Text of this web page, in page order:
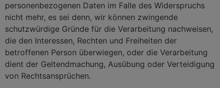
personenbezogenen Daten im Falle des Widerspruchs
nicht mehr, es sei denn, wir können zwingende
schutzwürdige Gründe für die Verarbeitung nachweisen,
die den Interessen, Rechten und Freiheiten der
betroffenen Person überwiegen, oder die Verarbeitung
dient der Geltendmachung, Ausübung oder Verteidigung
von Rechtsansprüchen.